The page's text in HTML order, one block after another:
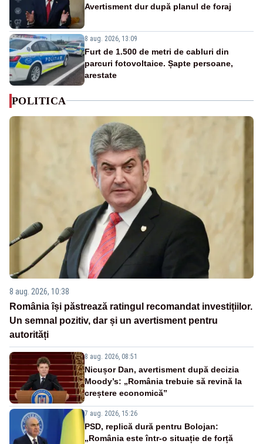
Avertisment dur după planul de foraj
8 aug. 2026, 13:09
Furt de 1.500 de metri de cabluri din
parcuri fotovoltaice. Șapte persoane,
arestate
POLITICA
8 aug. 2026, 10:38
România își păstrează ratingul recomandat investițiilor.
Un semnal pozitiv, dar și un avertisment pentru
autorități
8 aug. 2026, 08:51
Nicușor Dan, avertisment după decizia
Moody’s: „România trebuie să revină la
creștere economică”
7 aug. 2026, 15:26
PSD, replică dură pentru Bolojan:
„România este într-o situație de forță